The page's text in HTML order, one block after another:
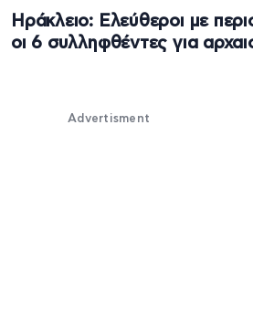
Ηράκλειο: Ελεύθεροι με
οι 6 συλληφθέντες για
Advertisment